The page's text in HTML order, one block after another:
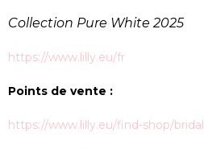
Collection Pure White 2025
https://www.lilly.eu/fr
Points de vente :
https://www.lilly.eu/find-shop/bridal